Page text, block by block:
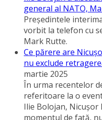
general al NATO,
Preşedintele
vorbit la telefon cu
Mark Rutte.
Ce părere are
nu exclude
martie 2025
În urma recentelor
referitoare la o
Ilie Bolojan, Nicuşor
momentul de faţă,